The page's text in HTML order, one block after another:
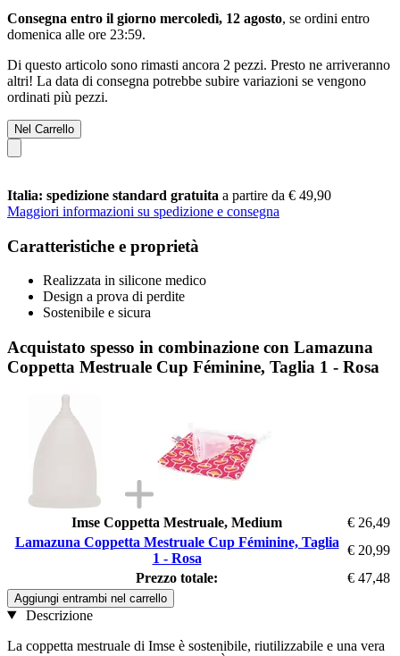
Consegna entro il giorno mercoledì, 12 agosto, se ordini entro
domenica alle ore 23:59.
Di questo articolo sono rimasti ancora 2 pezzi. Presto ne arriveranno
altri! La data di consegna potrebbe subire variazioni se vengono
ordinati più pezzi.
Nel Carrello
Italia: spedizione standard gratuita a partire da € 49,90
Maggiori informazioni su spedizione e consegna
Caratteristiche e proprietà
Realizzata in silicone medico
Design a prova di perdite
Sostenibile e sicura
Acquistato spesso in combinazione con Lamazuna
Coppetta Mestruale Cup Féminine, Taglia 1 - Rosa
Imse Coppetta Mestruale, Medium
€ 26,49
Lamazuna Coppetta Mestruale Cup Féminine, Taglia
1 - Rosa
€ 20,99
Prezzo totale:
€ 47,48
Aggiungi entrambi nel carrello
Descrizione
La coppetta mestruale di Imse è sostenibile, riutilizzabile e una vera